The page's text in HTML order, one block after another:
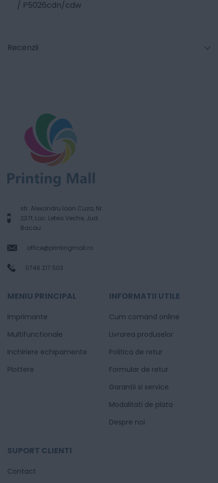
/ P5026cdn/cdw
Recenzii
str. Alexandru Ioan Cuza, Nr.
237f, Loc. Letea Veche, Jud.
Bacau
office@printingmall.ro
0746.217.503
MENIU PRINCIPAL
Imprimante
Multifunctionale
Inchiriere echipamente
Plottere
INFORMATII UTILE
Cum comand online
Livrarea produselor
Politica de retur
Formular de retur
Garantii si service
Modalitati de plata
Despre noi
SUPORT CLIENTI
Contact